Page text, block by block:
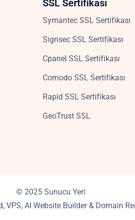
SSL Sertifikası
Symantec SSL Sertifikası
Signsec SSL Sertifikası
Cpanel SSL Sertifikası
Comodo SSL Sertifikası
Rapid SSL Sertifikası
GeoTrust SSL
© 2025 Sunucu Yeri
VPS, AI Website Builder & Domain